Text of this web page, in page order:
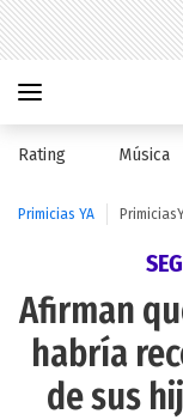
Rating Música
Primicias YA
Afirman
habría
de sus